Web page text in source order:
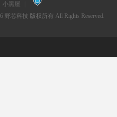
小黑屋
野芯科技 版权所有 All Rights Reserved.